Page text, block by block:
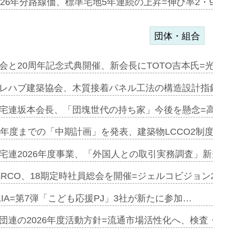
加=リンナ…
見込む=…
開始=三協…
分譲M専用…
団体・組合
と20周年記念式典開催、新会長にTOTO吉本氏=光
ハブ建築協会、木質接着パネル工法の構造設計指針
連坂本会長、「団塊世代の持ち家」今後を懸念=高
度までの「中期計画」を発表、建築物LCCO2制度
連2026年度事業、「外国人との取引実務調査」新規
、18期定時社員総会を開催=ジェルコビジョン
第7弾「こども応援PJ」3社が新たに参加…
連の2026年度活動方針=流通市場活性化へ、検査・